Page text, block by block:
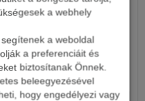
a webhely
a weboldal
a preferenciáit és
biztosítanak Önnek.
beleegyezésével
hogy engedélyezi vagy